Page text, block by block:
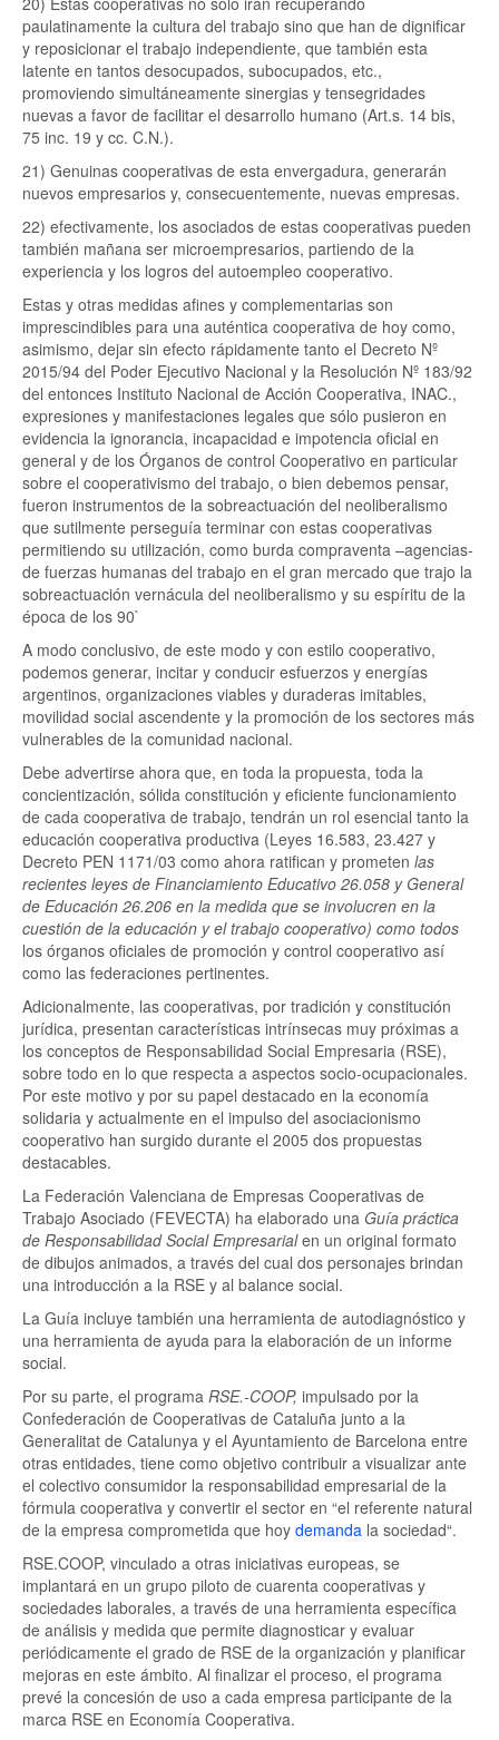
paulatinamente la cultura del trabajo sino que han de dignificar
y reposicionar el trabajo independiente, que también esta
latente en tantos desocupados, subocupados, etc.,
promoviendo simultáneamente sinergias y tensegridades
nuevas a favor de facilitar el desarrollo humano (Art.s. 14 bis,
75 inc. 19 y cc. C.N.).
21) Genuinas cooperativas de esta envergadura, generarán
nuevos empresarios y, consecuentemente, nuevas empresas.
22) efectivamente, los asociados de estas cooperativas pueden
también mañana ser microempresarios, partiendo de la
experiencia y los logros del autoempleo cooperativo.
Estas y otras medidas afines y complementarias son
imprescindibles para una auténtica cooperativa de hoy como,
asimismo, dejar sin efecto rápidamente tanto el Decreto Nº
2015/94 del Poder Ejecutivo Nacional y la Resolución Nº 183/92
del entonces Instituto Nacional de Acción Cooperativa, INAC.,
expresiones y manifestaciones legales que sólo pusieron en
evidencia la ignorancia, incapacidad e impotencia oficial en
general y de los Órganos de control Cooperativo en particular
sobre el cooperativismo del trabajo, o bien debemos pensar,
fueron instrumentos de la sobreactuación del neoliberalismo
que sutilmente perseguía terminar con estas cooperativas
permitiendo su utilización, como burda compraventa –agencias-
de fuerzas humanas del trabajo en el gran mercado que trajo la
sobreactuación vernácula del neoliberalismo y su espíritu de la
época de los 90`
A modo conclusivo, de este modo y con estilo cooperativo,
podemos generar, incitar y conducir esfuerzos y energías
argentinos, organizaciones viables y duraderas imitables,
movilidad social ascendente y la promoción de los sectores más
vulnerables de la comunidad nacional.
Debe advertirse ahora que, en toda la propuesta, toda la
concientización, sólida constitución y eficiente funcionamiento
de cada cooperativa de trabajo, tendrán un rol esencial tanto la
educación cooperativa productiva (Leyes 16.583, 23.427 y
Decreto PEN 1171/03 como ahora ratifican y prometen las
recientes leyes de Financiamiento Educativo 26.058 y General
de Educación 26.206 en la medida que se involucren en la
cuestión de la educación y el trabajo cooperativo) como todos
los órganos oficiales de promoción y control cooperativo así
como las federaciones pertinentes.
Adicionalmente, las cooperativas, por tradición y constitución
jurídica, presentan características intrínsecas muy próximas a
los conceptos de Responsabilidad Social Empresaria (RSE),
sobre todo en lo que respecta a aspectos socio-ocupacionales.
Por este motivo y por su papel destacado en la economía
solidaria y actualmente en el impulso del asociacionismo
cooperativo han surgido durante el 2005 dos propuestas
destacables.
La Federación Valenciana de Empresas Cooperativas de
Trabajo Asociado (FEVECTA) ha elaborado una Guía práctica
de Responsabilidad Social Empresarialen un original formato
de dibujos animados, a través del cual dos personajes brindan
una introducción a la RSE y al balance social.
La Guía incluye también una herramienta de autodiagnóstico y
una herramienta de ayuda para la elaboración de un informe
social.
Por su parte, el programa RSE.-COOP, impulsado por la
Confederación de Cooperativas de Cataluña junto a la
Generalitat de Catalunya y el Ayuntamiento de Barcelona entre
otras entidades, tiene como objetivo contribuir a visualizar ante
el colectivo consumidor la responsabilidad empresarial de la
fórmula cooperativa y convertir el sector en “el referente natural
de la empresa comprometida que hoy demanda la sociedad“.
RSE.COOP, vinculado a otras iniciativas europeas, se
implantará en un grupo piloto de cuarenta cooperativas y
sociedades laborales, a través de una herramienta específica
de análisis y medida que permite diagnosticar y evaluar
periódicamente el grado de RSE de la organización y planificar
mejoras en este ámbito. Al finalizar el proceso, el programa
prevé la concesión de uso a cada empresa participante de la
marca RSE en Economía Cooperativa.